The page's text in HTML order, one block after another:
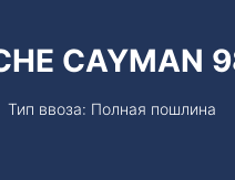
CAYMAN
Тип ввоза: Полная пошлина